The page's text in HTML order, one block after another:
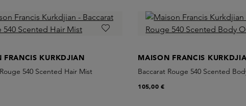
FRANCIS KURKDJIAN
540 Scented Hair Mist
MAISON FRANCIS
Baccarat Rouge 540 Scented
105,00 €